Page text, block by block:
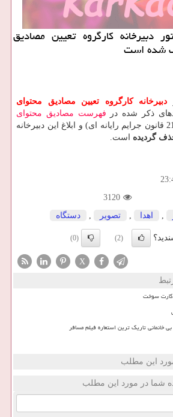
دبیرخانه كارگروه تعیین مصادیق
شده است
دبیرخانه كارگروه تعیین مصادیق محتوای
ذکر شده در فهرست مصادیق محتوای
موضوع ماده 21 قانون جرایم رایانه ای) و ابلاغ این دبیرخانه
گردیده است.
3120
, اهدا , تصویر , دستگاه
(2)
(0)
X
کارت سوخت
خانمانی تاریک ترین استعاره فیلم مسافر
این مطلب
شما در مورد این مطلب